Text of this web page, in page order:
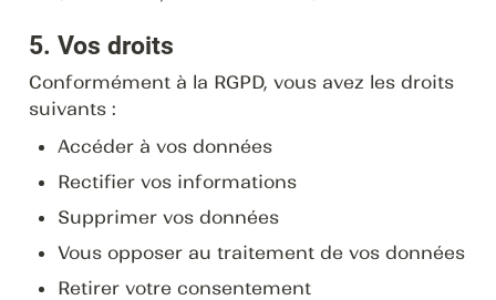
5. Vos droits
Conformément à la RGPD, vous avez les droits
suivants :
Accéder à vos données
Rectifier vos informations
Supprimer vos données
Vous opposer au traitement de vos données
Retirer votre consentement